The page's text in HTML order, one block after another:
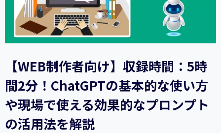
【WEB制作者向け】収録時間：5時
間2分！ChatGPTの基本的な使い方
や現場で使える効果的なプロンプト
の活用法を解説